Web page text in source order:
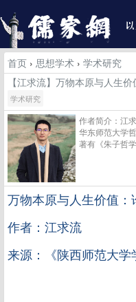
首页 › 思想学术 › 学术研究
【江求流】万物本原与人生
学术研究
作者简介：江
华东师范大学
著有《朱子哲
万物本原与人生价值
作者：江求流
来源：《陕西师范大学